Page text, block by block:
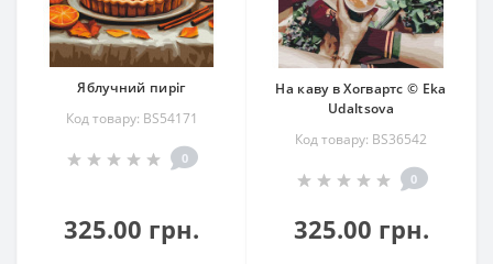
Яблучний пиріг
Код товару: BS54171
0
325.00 грн.
На каву в Хогвартс © Eka
Udaltsova
Код товару: BS36542
0
325.00 грн.